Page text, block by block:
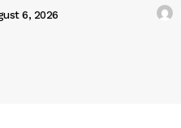
6, 2026